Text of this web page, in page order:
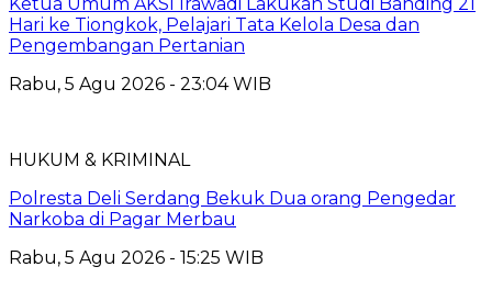
Hari ke Tiongkok, Pelajari Tata Kelola Desa dan
Pengembangan Pertanian
Rabu, 5 Agu 2026 - 23:04 WIB
HUKUM & KRIMINAL
Polresta Deli Serdang Bekuk Dua orang Pengedar
Narkoba di Pagar Merbau
Rabu, 5 Agu 2026 - 15:25 WIB